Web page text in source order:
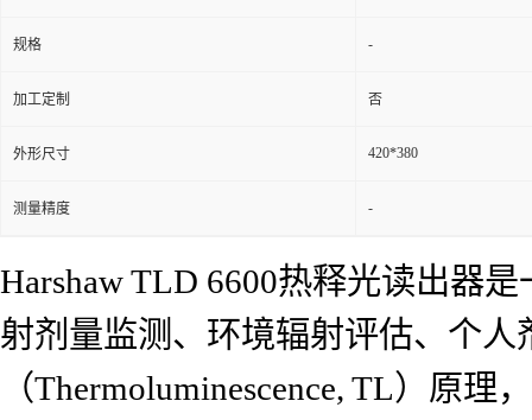
规格 -
加工定制 否
外形尺寸 420*380
测量精度 -
Harshaw TLD 6600热释光读出器
射剂量监测、环境辐射评估、个
（Thermoluminescence, TL）原